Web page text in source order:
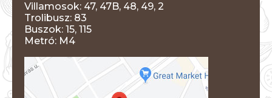
Villamosok: 47, 47B, 48, 49, 2
Trolibusz: 83
Buszok: 15, 115
Metró: M4